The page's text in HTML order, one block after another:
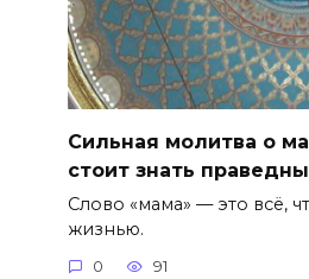
Сильная молитва о
стоит знать
Слово «мама» — это всё,
жизнью.
0 91